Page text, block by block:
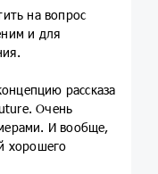
на вопрос
и для
рассказа
Очень
И вообще,
хорошего